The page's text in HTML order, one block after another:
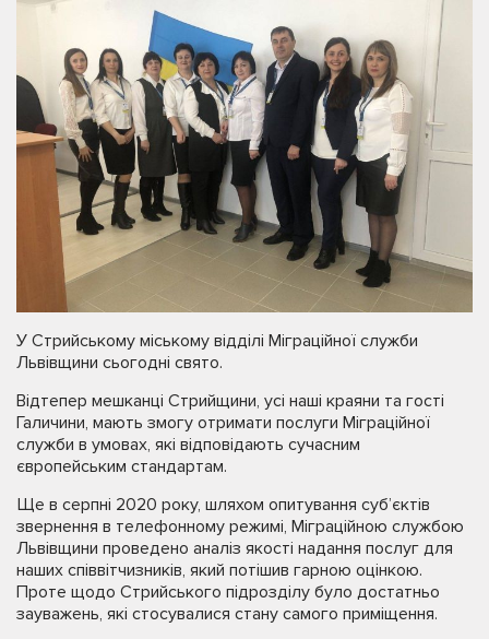
У Стрийському міському відділі Міграційної служби
Львівщини сьогодні свято.
Відтепер мешканці Стрийщини, усі наші краяни та гості
Галичини, мають змогу отримати послуги Міграційної
служби в умовах, які відповідають сучасним
європейським стандартам.
Ще в серпні 2020 року, шляхом опитування суб’єктів
звернення в телефонному режимі, Міграційною службою
Львівщини проведено аналіз якості надання послуг для
наших співвітчизників, який потішив гарною оцінкою.
Проте щодо Стрийського підрозділу було достатньо
зауважень, які стосувалися стану самого приміщення.